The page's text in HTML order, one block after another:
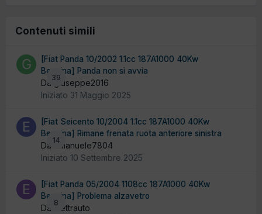
Contenuti simili
39
[Fiat Panda 10/2002 1.1cc 187A1000 40Kw
Benzina] Panda non si avvia
Da giuseppe2016
Iniziato 31 Maggio 2025
14
[Fiat Seicento 10/2004 1.1cc 187A1000 40Kw
Benzina] Rimane frenata ruota anteriore sinistra
Da emanuele7804
Iniziato 10 Settembre 2025
8
[Fiat Panda 05/2004 1108cc 187A1000 40Kw
Benzina] Problema alzavetro
Da Elettrauto